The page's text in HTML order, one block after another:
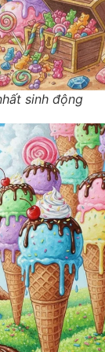
sinh động